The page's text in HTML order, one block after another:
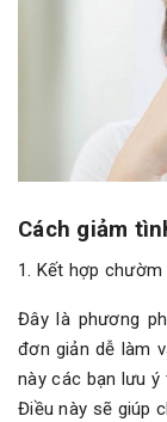
Cách giảm
1. Kết hợp
Đây là phương
đơn giản dễ làm
này các bạn lưu
Điều này sẽ giúp